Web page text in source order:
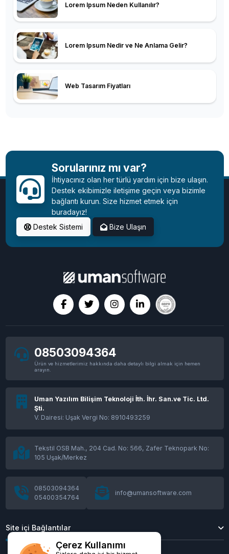
Lorem Ipsum Neden Kullanılır?
Lorem Ipsum Nedir ve Ne Anlama Gelir?
Web Tasarım Fiyatları
Sorularınız mı var?
İhtiyacınız olan her türlü yardım için bize ulaşın.
Destek ekibimizle iletişime geçin veya bizimle
bağlantı kurun. Size hizmet etmek için
buradayız!
Destek Sistemi
Bize Ulaşın
08503094364
Ürün ve hizmetlerimiz hakkında daha detaylı bilgi almak için hemen
arayın.
Uman Yazılım Bilişim Teknoloji İth. İhr. San.ve Tic. Ltd.
Şti.
V. Dairesi: Uşak Vergi No: 8910493259
Tekstil OSB Mah., 204 Cad. No: 566, Zafer Teknopark No:
105 Uşak/Merkez
08503094364
05400354764
info@umansoftware.com
Site içi Bağlantılar
Çerez Kullanımı